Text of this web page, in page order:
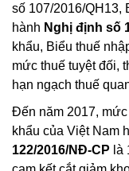
số 107/2016/QH13,
hành Nghị định số
khẩu, Biểu thuế
mức thuế tuyệt đối,
hạn ngạch thuế
Đến năm 2017,
khẩu của Việt Nam
122/2016/NĐ-CP là